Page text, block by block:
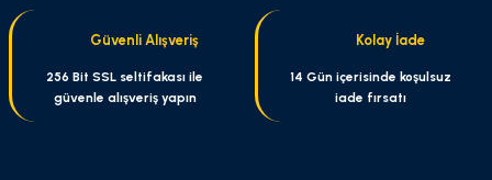
Ürün fiyatı diğer sitelerden daha pahalı.
Bu ürüne benzer farklı alternatifler olmalı.
Güvenli Alışveriş
256 Bit SSL seltifakası ile
güvenle alışveriş yapın
Kolay İade
14 Gün içerisinde koşulsuz
iade fırsatı